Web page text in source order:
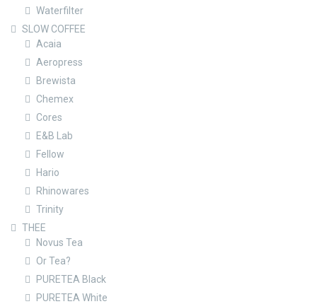
Waterfilter
SLOW COFFEE
Acaia
Aeropress
Brewista
Chemex
Cores
E&B Lab
Fellow
Hario
Rhinowares
Trinity
THEE
Novus Tea
Or Tea?
PURETEA Black
PURETEA White